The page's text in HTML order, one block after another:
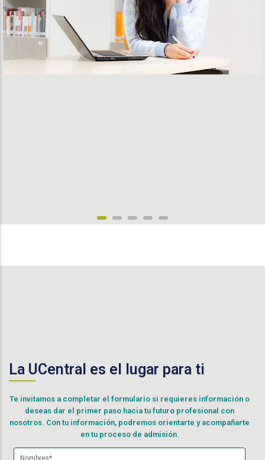
La UCentral es el lugar para ti
Te invitamos a completar el formulario si requieres información o
deseas dar el primer paso hacia tu futuro profesional con
nosotros. Con tu información, podremos orientarte y acompañarte
en tu proceso de admisión.